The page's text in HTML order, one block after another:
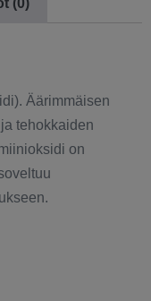
Äärimmäisen
tehokkaiden
on